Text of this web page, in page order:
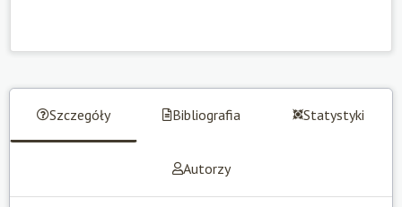
Szczegóły Bibliografia Statystyki
Autorzy